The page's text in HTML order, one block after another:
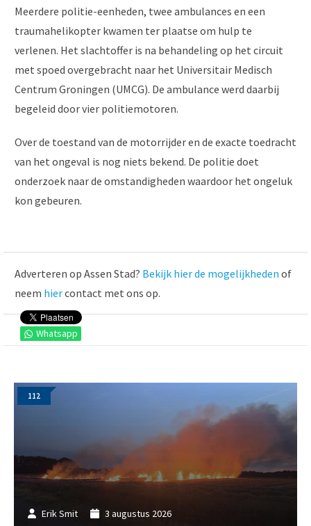
Meerdere politie-eenheden, twee ambulances en een
traumahelikopter kwamen ter plaatse om hulp te
verlenen. Het slachtoffer is na behandeling op het circuit
met spoed overgebracht naar het Universitair Medisch
Centrum Groningen (UMCG). De ambulance werd daarbij
begeleid door vier politiemotoren.
Over de toestand van de motorrijder en de exacte toedracht
van het ongeval is nog niets bekend. De politie doet
onderzoek naar de omstandigheden waardoor het ongeluk
kon gebeuren.
Whatsapp
Adverteren op Assen Stad? Bekijk hier de mogelijkheden of
neem hiercontact met ons op.
Erik Smit 3 augustus 2026
112